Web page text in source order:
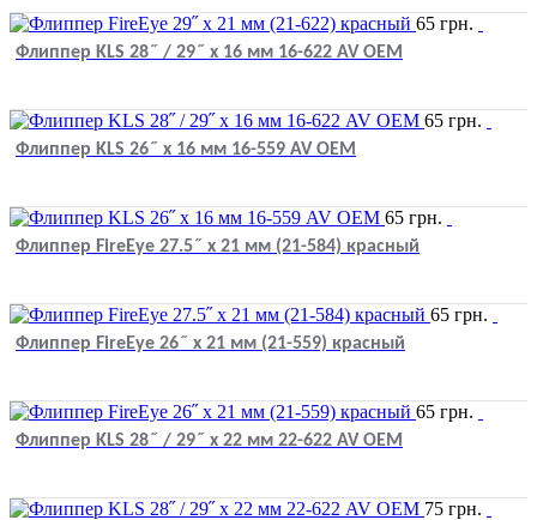
65 грн.
Флиппер KLS 28˝ / 29˝ x 16 мм 16-622 AV OEM
65 грн.
Флиппер KLS 26˝ x 16 мм 16-559 AV OEM
65 грн.
Флиппер FireEye 27.5˝ х 21 мм (21-584) красный
65 грн.
Флиппер FireEye 26˝ х 21 мм (21-559) красный
65 грн.
Флиппер KLS 28˝ / 29˝ x 22 мм 22-622 AV OEM
75 грн.